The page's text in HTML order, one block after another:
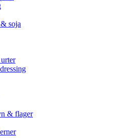
soja
& flager